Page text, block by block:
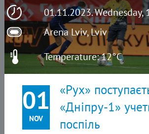
01.11.2023. Wednesday,
Arena Lviv, Lviv
Temperature: 12°C
01
NOV
«Рух»
«Дніпру-1»
поспіль